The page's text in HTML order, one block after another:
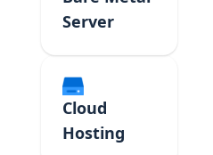
Server
Cloud
Hosting